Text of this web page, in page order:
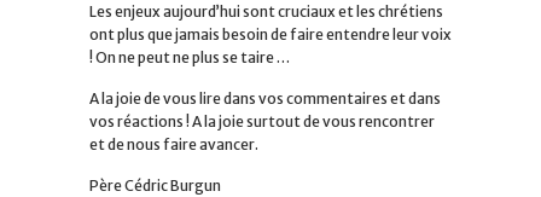
Les enjeux aujourd’hui sont cruciaux et les chrétiens
ont plus que jamais besoin de faire entendre leur voix
! On ne peut ne plus se taire …
A la joie de vous lire dans vos commentaires et dans
vos réactions ! A la joie surtout de vous rencontrer
et de nous faire avancer.
Père Cédric Burgun